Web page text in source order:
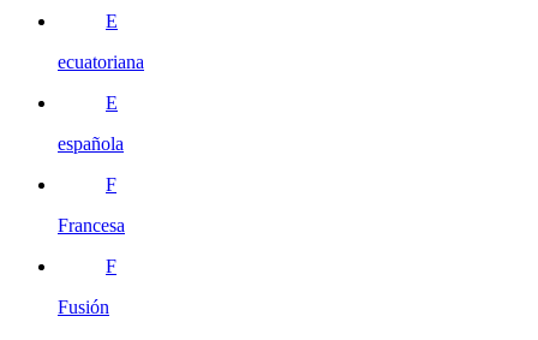
E
ecuatoriana
E
española
F
Francesa
F
Fusión